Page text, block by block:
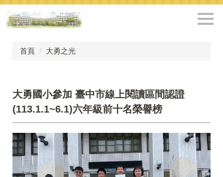
跳
到
主
首頁 大勇之光
大勇國小參加 臺中市線上閱讀區間認證
(113.1.1~6.1)六年級前十名榮譽榜